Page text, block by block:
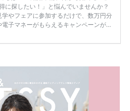
に探したい！」と悩んでいませんか？
学やフェアに参加するだけで、数万円分
子マネーがもらえるキャンペーンがあ
ずに選ぶと損をしてしまうことも……。
額・条件・応募方法・注意点 「どこが
プラコレの特典は？」といった疑問も
まずは診断で候補を絞れる「ウェディ
断」か、体験型 […]
続きを読む